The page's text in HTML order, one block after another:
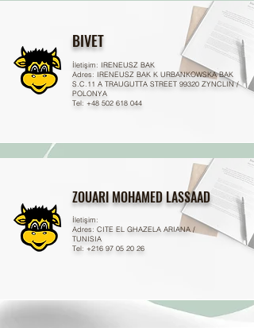
BIVET
İletişim: IRENEUSZ BAK
Adres: IRENEUSZ BAK K URBANKOWSKA BAK
S.C.11 A TRAUGUTTA STREET 99320 ZYNCLIN /
POLONYA
Tel: +48 502 618 044
ZOUARI MOHAMED LASSAAD
İletişim:
Adres: CITE EL GHAZELA ARIANA /
TUNISIA
Tel: +216 97 05 20 26